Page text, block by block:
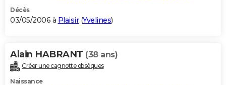
Décès
03/05/2006 à Plaisir(Yvelines)
Alain HABRANT (38 ans)
Créer une cagnotte obsèques
Naissance